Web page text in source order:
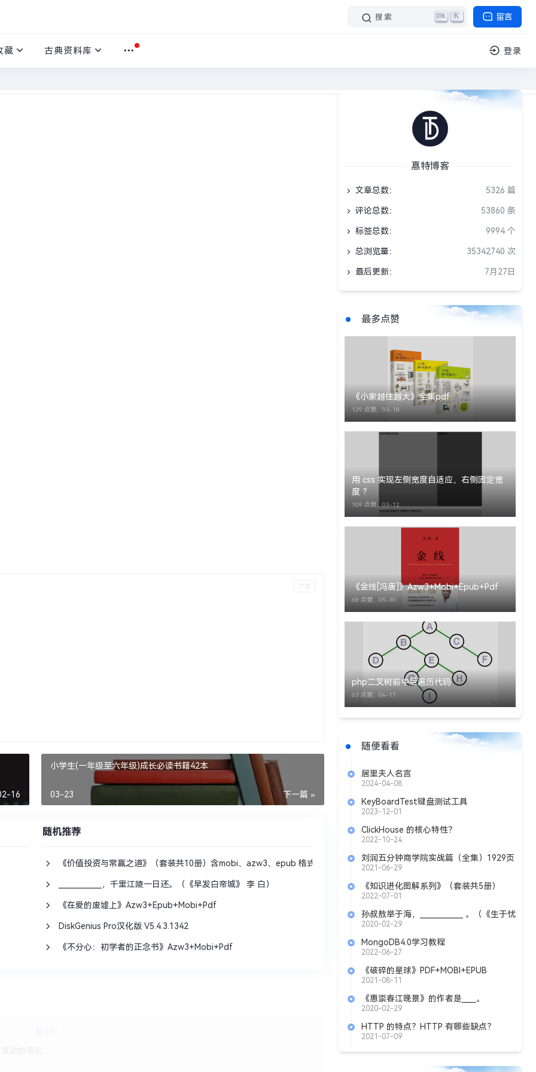
留言
搜索 K
藏 古典资料库 登录
初逢席上见赠》）
的合法权益，请联系本站我们会及时删除。
自行鉴别，做一个有主见和判断力的用户。
，否则产生的一切后果将由下载用户自行承担。
16
小学生(一年级至六年级)成长必读书籍42本
下一篇 »
03-23
随机推荐
《价值投资与常赢之道》（套装共10册）含mobi、azw3、epub 格式
____________，千里江陵一日还。（《早发白帝城》 李 白）
《在爱的废墟上》Azw3+Epub+Mobi+Pdf
DiskGenius Pro汉化版 V5.4.3.1342
《不分心：初学者的正念书》Azw3+Mobi+Pdf
惪特博客
文章总数： 5326 篇
评论总数： 53860 条
标签总数： 9994 个
总浏览量： 35342740 次
最后更新： 7月27日
最多点赞
《小家越住越大》全集pdf
129 点赞， 03-18
用 css 实现左侧宽度自适应，右侧固定宽
度 ？
109 点赞， 03-12
《金线[冯唐]》Azw3+Mobi+Epub+Pdf
68 点赞， 05-30
php二叉树前中后遍历代码
63 点赞， 04-17
随便看看
居里夫人名言
2024-04-08
KeyBoardTest键盘测试工具
2023-12-01
ClickHouse 的核心特性？
2022-10-24
刘润五分钟商学院实战篇（全集）1929页
2021-06-29
《知识进化图解系列》（套装共5册）
epub
2022-07-01
孙叔敖举于海，____________ 。（《生于忧
患，死于安乐》孟子）
2020-02-29
MongoDB4.0学习教程
2022-06-27
《破碎的星球》PDF+MOBI+EPUB
2021-08-11
《惠崇春江晚景》的作者是____。
2020-02-29
HTTP 的特点？HTTP 有哪些缺点？
2021-07-09